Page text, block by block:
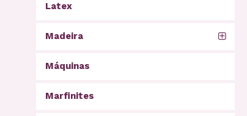
Latex
Madeira
Máquinas
Marfinites